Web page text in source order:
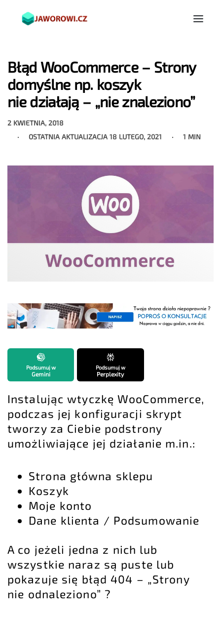
Błąd WooCommerce – Strony
domyślne np. koszyk
nie działają – „nie znaleziono”
2 KWIETNIA, 2018
OSTATNIA AKTUALIZACJA18 LUTEGO, 2021 1 MIN
Podsumuj w
Gemini
Podsumuj w
Perplexity
Instalując wtyczkę WooCommerce,
podczas jej konfiguracji skrypt
tworzy za Ciebie podstrony
umożliwiające jej działanie m.in.:
Strona główna sklepu
Koszyk
Moje konto
Dane klienta / Podsumowanie
A co jeżeli jedna z nich lub
wszystkie naraz są puste lub
pokazuje się błąd 404 – „Strony
nie odnaleziono” ?